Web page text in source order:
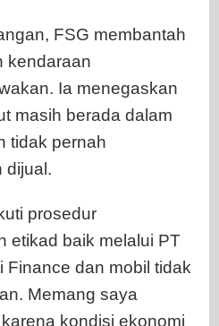
FSG membantah
kendaraan
Ia menegaskan
masih berada dalam
tidak pernah
dijual.
prosedur
etikad baik melalui PT
Finance dan mobil tidak
Memang saya
kondisi ekonomi